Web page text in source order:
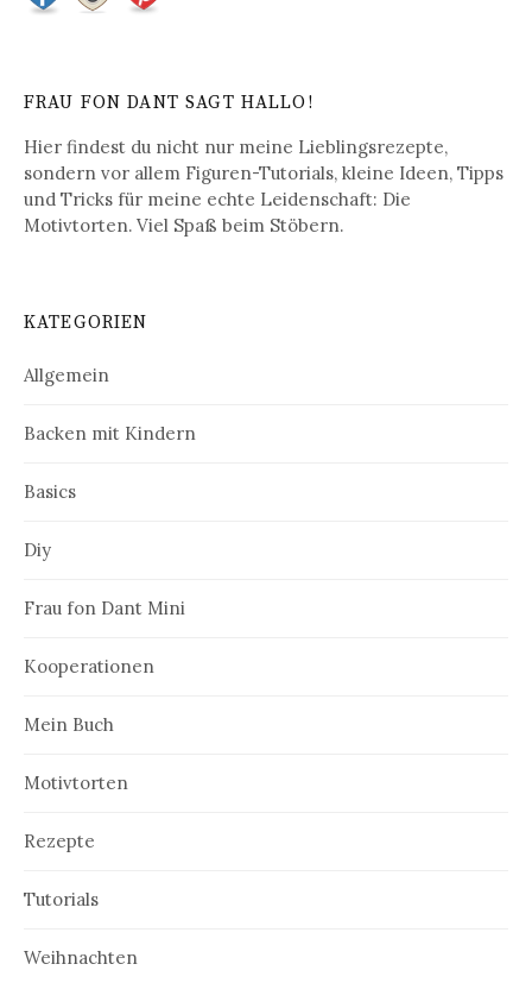
FRAU FON DANT SAGT HALLO!
Hier findest du nicht nur meine Lieblingsrezepte,
sondern vor allem Figuren-Tutorials, kleine Ideen, Tipps
und Tricks für meine echte Leidenschaft: Die
Motivtorten. Viel Spaß beim Stöbern.
KATEGORIEN
Allgemein
Backen mit Kindern
Basics
Diy
Frau fon Dant Mini
Kooperationen
Mein Buch
Motivtorten
Rezepte
Tutorials
Weihnachten